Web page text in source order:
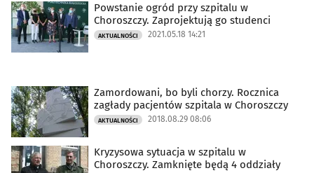
Powstanie ogród przy szpitalu w
Choroszczy. Zaprojektują go studenci
AKTUALNOŚCI 2021.05.18 14:21
Zamordowani, bo byli chorzy. Rocznica
zagłady pacjentów szpitala w Choroszczy
AKTUALNOŚCI 2018.08.29 08:06
Kryzysowa sytuacja w szpitalu w
Choroszczy. Zamknięte będą 4 oddziały